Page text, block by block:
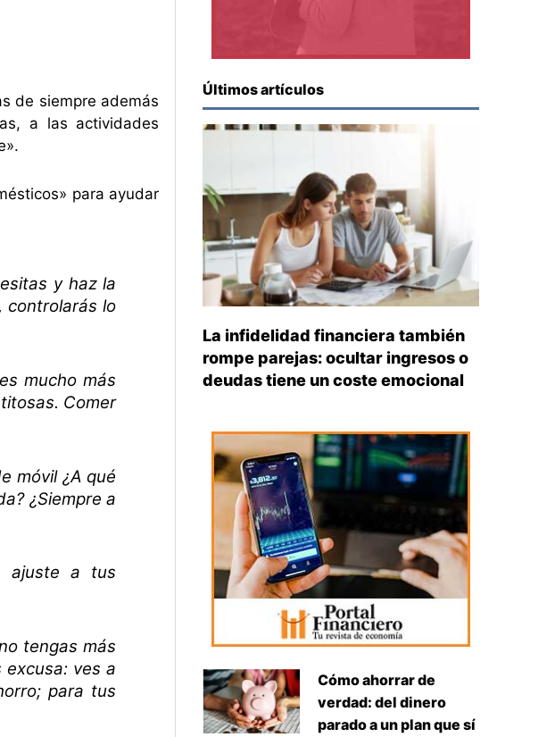
de siempre además
a las actividades
para ayudar
y haz la
controlarás lo
mucho más
Comer
móvil ¿A qué
¿Siempre a
ajuste a tus
tengas más
excusa: ves a
para tus
Últimos artículos
La infidelidad financiera también
rompe parejas: ocultar ingresos o
deudas tiene un coste emocional
Cómo ahorrar de
verdad: del dinero
parado a un plan que sí